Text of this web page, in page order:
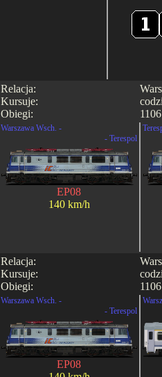
Relacja:
Kursuje:
Obiegi:
Warszawa Wsch. -
- Terespol
EP08
140 km/h
Relacja:
Kursuje:
Obiegi:
Warszawa Wsch. -
- Terespol
EP08